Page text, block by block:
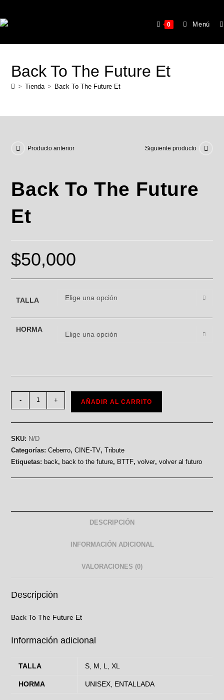
0 Menú
Back To The Future Et
> Tienda > Back To The Future Et
Producto anterior Siguiente producto
Back To The Future
Et
$50,000
TALLA Elige una opción
HORMA
Elige una opción
- + AÑADIR AL CARRITO
SKU: N/D
Categorías:Ceberro,CINE-TV,Tribute
Etiquetas: back, back to the future, BTTF,volver,volver al futuro
DESCRIPCIÓN
INFORMACIÓN ADICIONAL
VALORACIONES (0)
Descripción
Back To The Future Et
Información adicional
TALLA S, M, L, XL
HORMA UNISEX, ENTALLADA